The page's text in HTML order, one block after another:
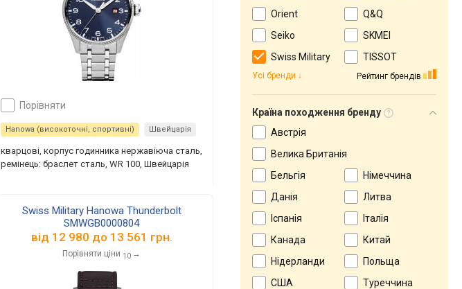
порівняти
Hanowa (високоточні, спортивні) Швейцарія
кварцові, корпус годинника нержавіюча сталь,
ремінець: браслет сталь, WR 100, Швейцарія
Swiss Military Hanowa Thunderbolt
SMWGB0000804
від 12 980 до 13 561 грн.
Порівняти ціни 10 →
Orient
Q&Q
Seiko
SKMEI
Swiss Military
TISSOT
Рейтинг брендів
Усі бренди
Країна походження бренду
Австрія
Велика Британія
Бельгія
Німеччина
Данія
Литва
Іспанія
Італія
Канада
Китай
Нідерланди
Польща
США
Туреччина